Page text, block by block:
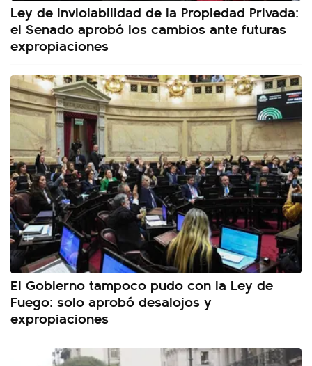
Ley de Inviolabilidad de la Propiedad Privada:
el Senado aprobó los cambios ante futuras
expropiaciones
El Gobierno tampoco pudo con la Ley de
Fuego: solo aprobó desalojos y
expropiaciones